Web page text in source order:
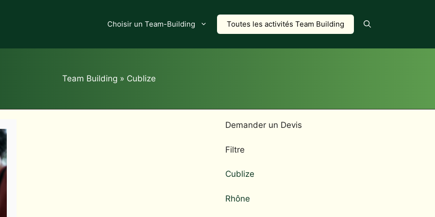
Choisir un Team-Building Toutes les activités Team Building
Team Building » Cublize
Demander un Devis
Filtre
Cublize
Rhône